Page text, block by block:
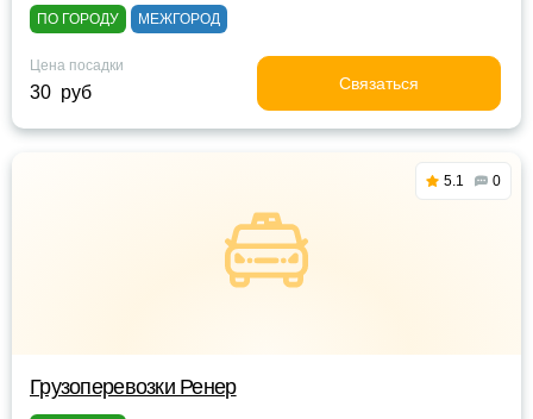
ПО ГОРОДУ МЕЖГОРОД
Цена посадки
30 руб Связаться
5.1 0
Грузоперевозки Ренер